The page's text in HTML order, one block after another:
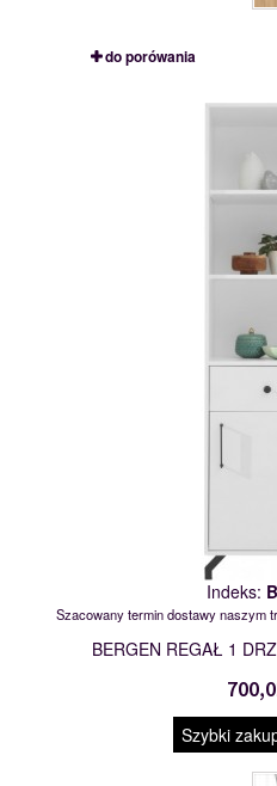
do porówania
Indeks:
Szacowany termin dostawy naszym
BERGEN REGAŁ 1
Szybki